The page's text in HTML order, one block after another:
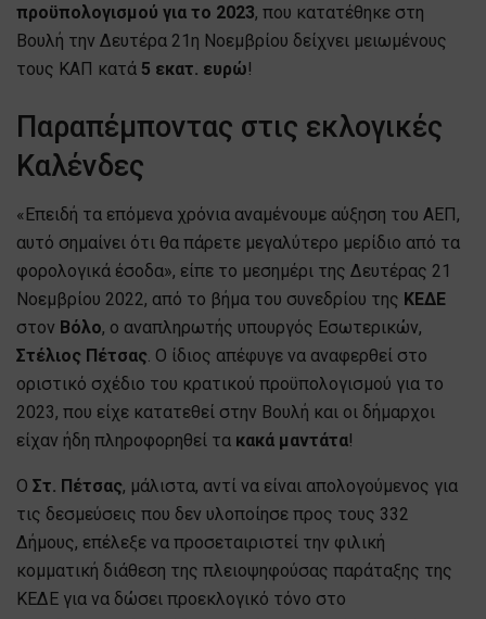
προϋπολογισμού για το 2023, που κατατέθηκε στη
Βουλή την Δευτέρα 21η Νοεμβρίου δείχνει μειωμένους
τους ΚΑΠ κατά 5 εκατ. ευρώ!
Παραπέμποντας στις εκλογικές
Καλένδες
«Επειδή τα επόμενα χρόνια αναμένουμε αύξηση του ΑΕΠ,
αυτό σημαίνει ότι θα πάρετε μεγαλύτερο μερίδιο από τα
φορολογικά έσοδα», είπε το μεσημέρι της Δευτέρας 21
Νοεμβρίου 2022, από το βήμα του συνεδρίου της ΚΕΔΕ
στον Βόλο, ο αναπληρωτής υπουργός Εσωτερικών,
Στέλιος Πέτσας. Ο ίδιος απέφυγε να αναφερθεί στο
οριστικό σχέδιο του κρατικού προϋπολογισμού για το
2023, που είχε κατατεθεί στην Βουλή και οι δήμαρχοι
είχαν ήδη πληροφορηθεί τα κακά μαντάτα!
Ο Στ. Πέτσας, μάλιστα, αντί να είναι απολογούμενος για
τις δεσμεύσεις που δεν υλοποίησε προς τους 332
Δήμους, επέλεξε να προσεταιριστεί την φιλική
κομματική διάθεση της πλειοψηφούσας παράταξης της
ΚΕΔΕ για να δώσει προεκλογικό τόνο στο